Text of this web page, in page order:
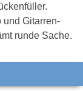
und Gitarren-
runde Sache.